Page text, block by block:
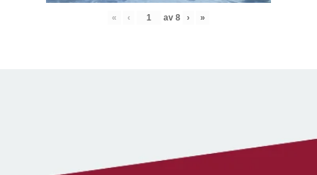
« ‹ av 8 › »